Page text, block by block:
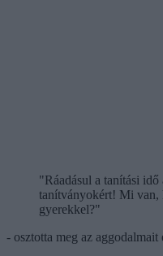
"Ráadásul a tanítási idő
tanítványokért! Mi van,
gyerekkel?"
- osztotta meg az aggodalmait